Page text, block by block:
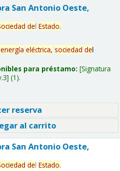
San Antonio Oeste,
del Estado.
energía eléctrica, sociedad del
para préstamo: Signatura
(1).
reserva
al carrito
San Antonio Oeste,
del Estado.